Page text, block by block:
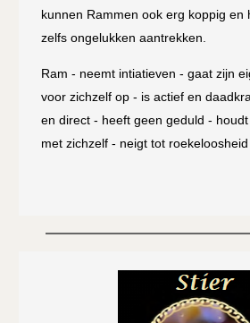
kunnen Rammen ook erg koppig en
zelfs ongelukken aantrekken.
Ram - neemt intiatieven - gaat zijn
voor zichzelf op - is actief en
en direct - heeft geen geduld -
met zichzelf - neigt tot